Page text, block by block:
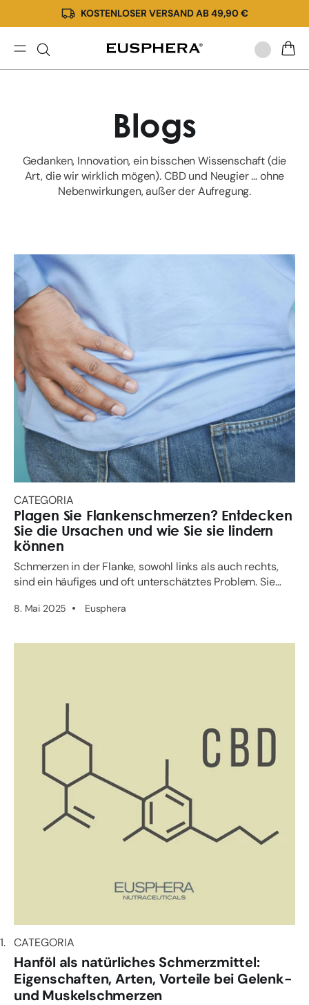
zum
Inhalt
KOSTENLOSER VERSAND AB 49,90 €
Blogs
Gedanken, Innovation, ein bisschen Wissenschaft (die
Art, die wir wirklich mögen). CBD und Neugier … ohne
Nebenwirkungen, außer der Aufregung.
CATEGORIA
Plagen Sie Flankenschmerzen? Entdecken
Sie die Ursachen und wie Sie sie lindern
können
Schmerzen in der Flanke, sowohl links als auch rechts,
sind ein häufiges und oft unterschätztes Problem. Sie
8. Mai 2025 Eusphera
CATEGORIA
CATEGORIA
Hanföl als natürliches Schmerzmittel:
Eigenschaften, Arten, Vorteile bei Gelenk-
und Muskelschmerzen